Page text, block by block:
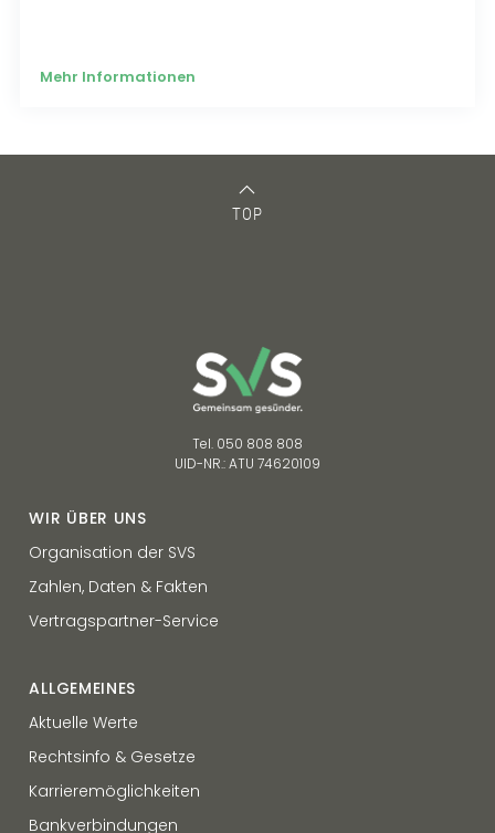
Mehr Informationen
TOP
Tel. 050 808 808
UID-NR.: ATU 74620109
WIR ÜBER UNS
Organisation der SVS
Zahlen, Daten & Fakten
Vertragspartner-Service
ALLGEMEINES
Aktuelle Werte
Rechtsinfo & Gesetze
Karrieremöglichkeiten
Bankverbindungen